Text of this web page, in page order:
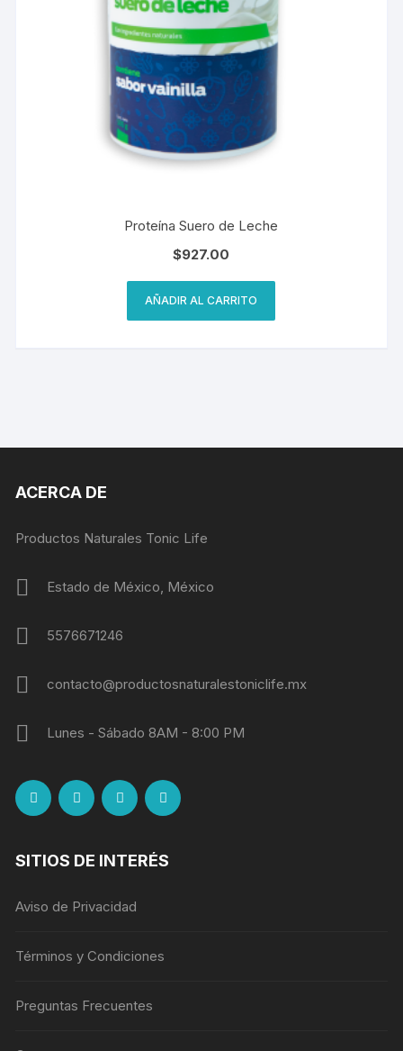
Proteína Suero de Leche
$927.00
AÑADIR AL CARRITO
ACERCA DE
Productos Naturales Tonic Life
Estado de México, México
5576671246
contacto@productosnaturalestoniclife.mx
Lunes - Sábado 8AM - 8:00 PM
SITIOS DE INTERÉS
Aviso de Privacidad
Términos y Condiciones
Preguntas Frecuentes